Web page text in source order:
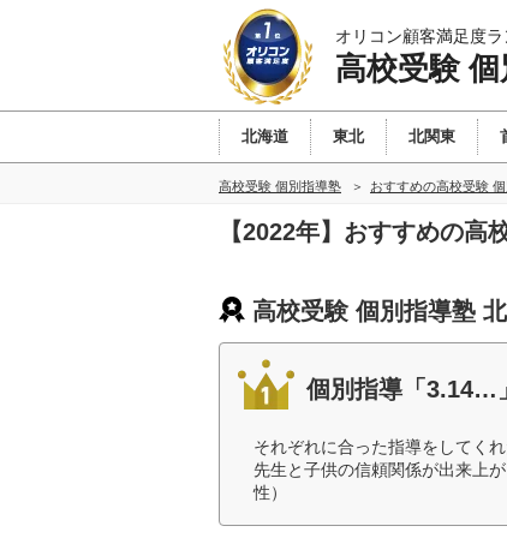
オリコン顧客満足度
高校受験
北海道 東北 北関東
高校受験 個別指導塾 おすすめの高校受験
【2022年】おすすめの
高校受験 個別指導塾
個別指導「3.14…」
それぞれに合った指導をしてく
先生と子供の信頼関係が出来上
性）